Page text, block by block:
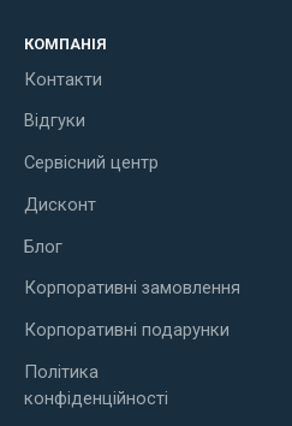
КОМПАНІЯ
Контакти
Відгуки
Сервісний центр
Дисконт
Блог
Корпоративні замовлення
Корпоративні подарунки
Політика
конфіденційності